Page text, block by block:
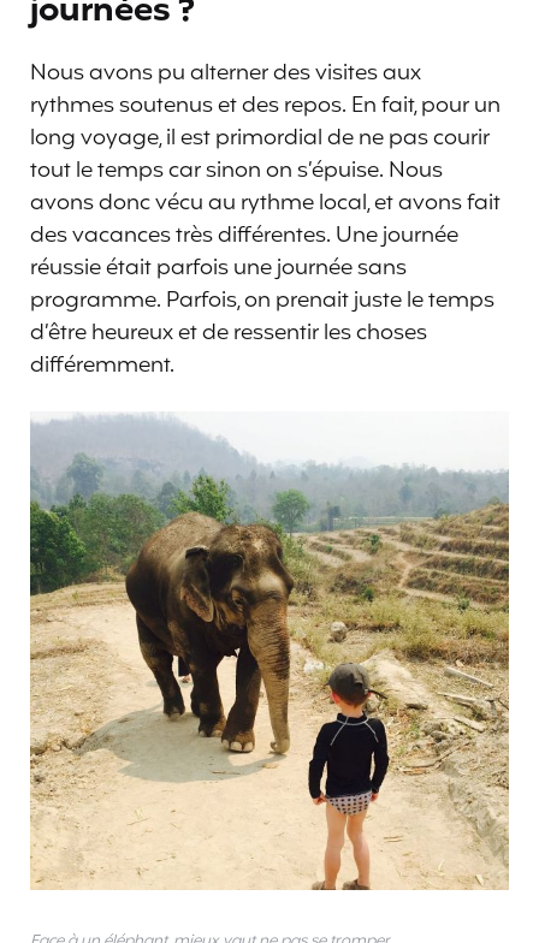
journées ?
Nous avons pu alterner des visites aux
rythmes soutenus et des repos. En fait, pour un
long voyage, il est primordial de ne pas courir
tout le temps car sinon on s’épuise. Nous
avons donc vécu au rythme local, et avons fait
des vacances très différentes. Une journée
réussie était parfois une journée sans
programme. Parfois, on prenait juste le temps
d’être heureux et de ressentir les choses
différemment.